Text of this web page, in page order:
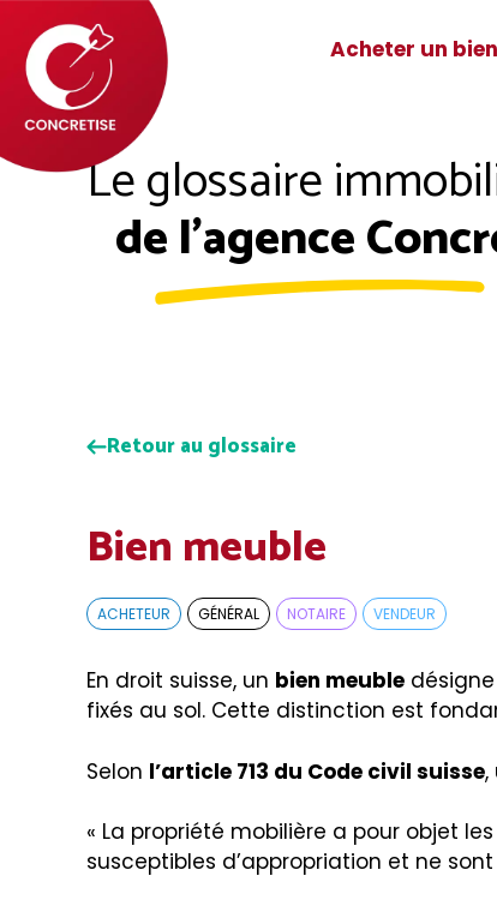
contenu
Acheter un bien
Le glossaire
de l'agence
Retour au glossaire
Bien meuble
ACHETEUR GÉNÉRAL NOTAIRE VENDEUR
En droit suisse, un bien meuble
fixés au sol. Cette distinction est
Selon l’article 713 du Code civil suisse,
« La propriété mobilière a pour objet
susceptibles d’appropriation et ne